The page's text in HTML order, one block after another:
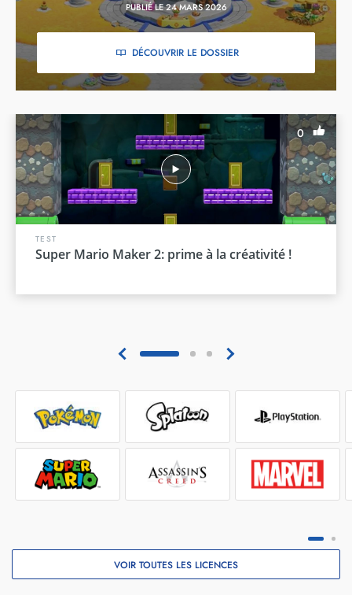
PUBLIÉ LE 24 MARS 2026
DÉCOUVRIR LE DOSSIER
0
TEST
Super Mario Maker 2: prime à la créativité !
VOIR TOUTES LES LICENCES